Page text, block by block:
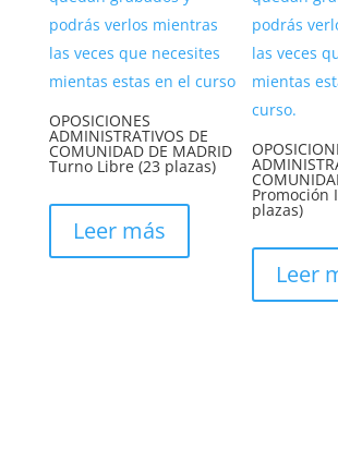
OPOSICIONES
ADMINISTRATIVOS DE
COMUNIDAD DE MADRID
Turno Libre (23 plazas)
Leer más
Promoción
plazas)
Leer